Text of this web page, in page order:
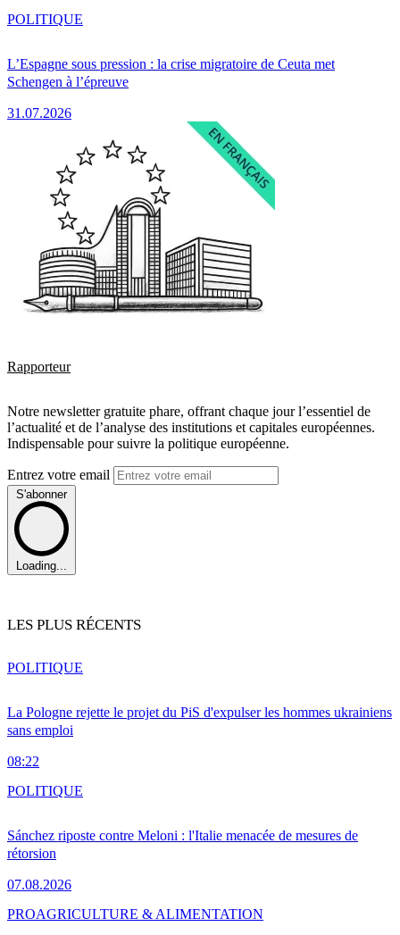
L’Espagne sous pression : la crise migratoire de Ceuta met
Schengen à l’épreuve
31.07.2026
POLITIQUE
Rapporteur
Notre newsletter gratuite phare, offrant chaque jour l’essentiel de
l’actualité et de l’analyse des institutions et capitales européennes.
Indispensable pour suivre la politique européenne.
Entrez votre email
S'abonner
Loading...
LES PLUS RÉCENTS
La Pologne rejette le projet du PiS d'expulser les hommes ukrainiens
sans emploi
08:22
POLITIQUE
Sánchez riposte contre Meloni : l'Italie menacée de mesures de
rétorsion
07.08.2026
POLITIQUE
PROAGRICULTURE & ALIMENTATION